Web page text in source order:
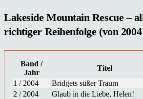
Lakeside Mountain Rescue –
richtiger Reihenfolge (von
Band /
Jahr
Titel
1 / 2004
Bridgets süßer Traum
2 / 2004
Glaub in die Liebe, Helen!